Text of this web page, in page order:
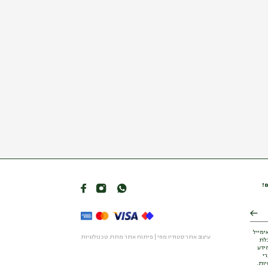
עיצוב אתר סטודיו מוזי פיתוח אתר מתת טכנולוגיות